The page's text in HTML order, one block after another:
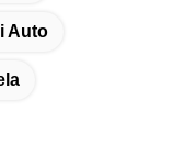
Auto